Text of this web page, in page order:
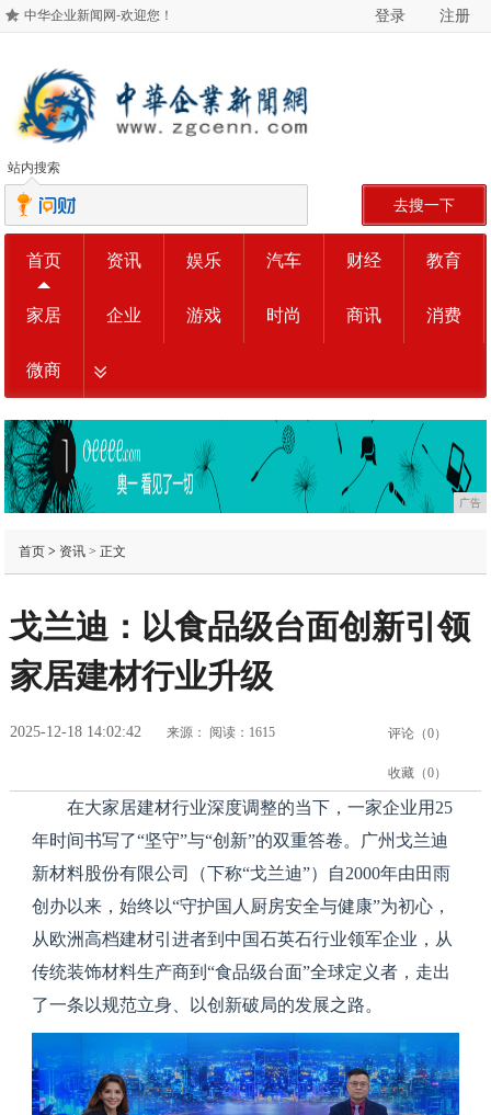
中华企业新闻网-欢迎您！ 登录 注册
站内搜索
去搜一下
首页 资讯 娱乐 汽车 财经 教育
家居 企业 游戏 时尚 商讯 消费
微商
广告
首页> 资讯> 正文
戈兰迪：以食品级台面创新引领
家居建材行业升级
2025-12-18 14:02:42 来源： 阅读：1615 评论（0）
收藏（0）
在大家居建材行业深度调整的当下，一家企业用25
年时间书写了“坚守”与“创新”的双重答卷。广州戈兰迪
新材料股份有限公司（下称“戈兰迪”）自2000年由田雨
创办以来，始终以“守护国人厨房安全与健康”为初心，
从欧洲高档建材引进者到中国石英石行业领军企业，从
传统装饰材料生产商到“食品级台面”全球定义者，走出
了一条以规范立身、以创新破局的发展之路。